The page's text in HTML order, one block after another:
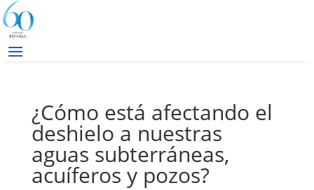
¿Cómo está afectando el
deshielo a nuestras
aguas subterráneas,
acuíferos y pozos?